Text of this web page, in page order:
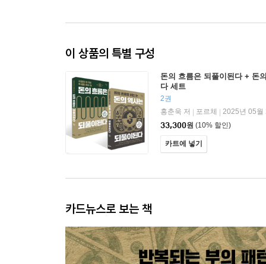
이 상품의 특별 구성
돈의 흐름은 되풀이된다 + 돈
다 세트
2권
홍춘욱 저
포르체
2025년 05월
33,300원 (10% 할인)
카트에 넣기
카드뉴스로 보는 책